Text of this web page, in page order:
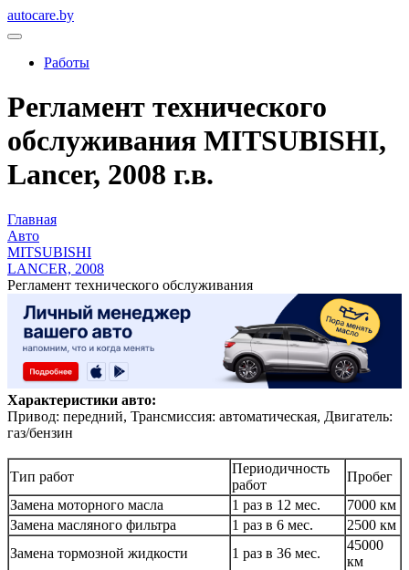
autocare.by
Работы
Регламент технического
обслуживания MITSUBISHI,
Lancer, 2008 г.в.
Главная
Авто
MITSUBISHI
LANCER, 2008
Регламент технического обслуживания
Характеристики авто:
Привод: передний, Трансмиссия: автоматическая, Двигатель:
газ/бензин
Тип работ
Периодичность
работ
Пробег
Замена моторного масла
1 раз в 12 мес.
7000 км
Замена масляного фильтра
1 раз в 6 мес.
2500 км
Замена тормозной жидкости
1 раз в 36 мес.
45000
км